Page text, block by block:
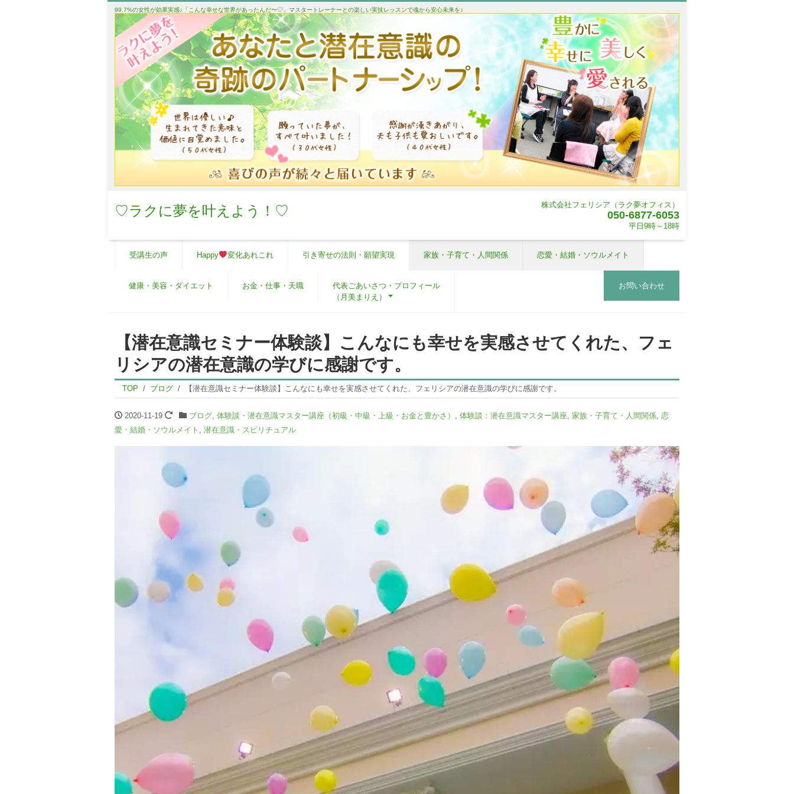
99.7%の女性が効果実感♪「こんな幸せな世界があったんだ〜♡」マスタートレーナーとの楽しい実技レッスンで魂から安心未来を♪
♡ラクに夢を叶えよう！♡ 株式会社フェリシア（ラク夢オフィス）
050-6877-6053
平日9時～18時
受講生の声 Happy 変化あれこれ 引き寄せの法則・願望実現 家族・子育て・人間関係 恋愛・結婚・ソウルメイト
健康・美容・ダイエット お金・仕事・天職
代表ごあいさつ・プロフィール
（月美まりえ）
お問い合わせ
【潜在意識セミナー体験談】こんなにも幸せを実感させてくれた、フェ
リシアの潜在意識の学びに感謝です。
TOP ブログ 【潜在意識セミナー体験談】こんなにも幸せを実感させてくれた、フェリシアの潜在意識の学びに感謝です。
2020-11-19 ブログ, 体験談・潜在意識マスター講座（初級・中級・上級・お金と豊かさ） 体験談：潜在意識マスター講座, 家族・子育て・人間関係, 恋
愛・結婚・ソウルメイト
潜在意識・スピリチュアル